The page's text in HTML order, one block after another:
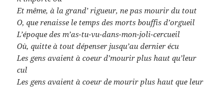
Et même, à la grand’ rigueur, ne pas mourir du tout
O, que renaisse le temps des morts bouffis d’orgueil
L’époque des m’as-tu-vu-dans-mon-joli-cercueil
Où, quitte à tout dépenser jusqu’au dernier écu
Les gens avaient à coeur d’mourir plus haut qu’leur
cul
Les gens avaient à coeur de mourir plus haut que leur